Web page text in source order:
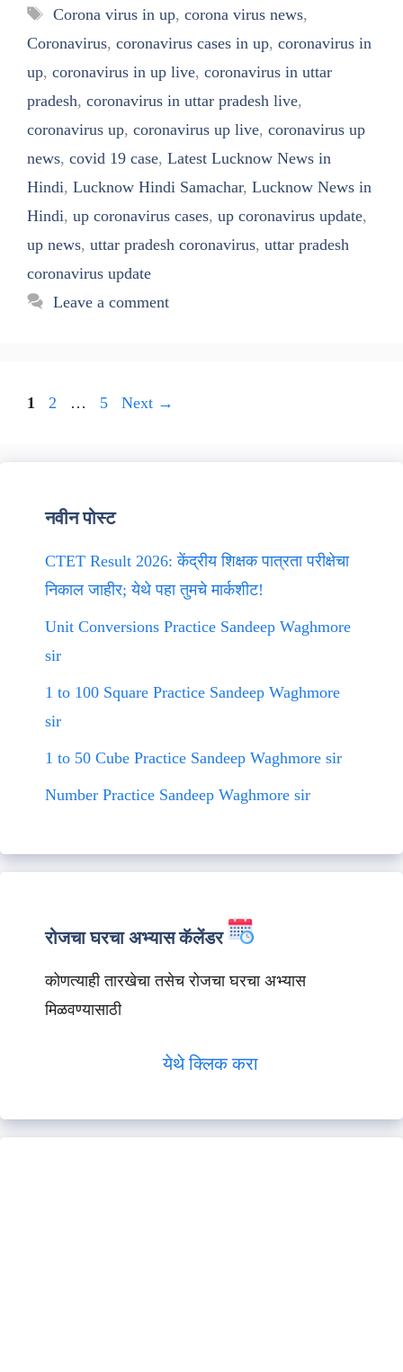
Tags
Corona virus in up, corona virus news,
Coronavirus, coronavirus cases in up, coronavirus in
up, coronavirus in up live, coronavirus in uttar
pradesh, coronavirus in uttar pradesh live,
coronavirus up, coronavirus up live, coronavirus up
news, covid 19 case, Latest Lucknow News in
Hindi, Lucknow Hindi Samachar, Lucknow News in
Hindi, up coronavirus cases, up coronavirus update,
up news, uttar pradesh coronavirus, uttar pradesh
coronavirus update
Leave a comment
Page
1 Page
2 … Page
5 Next →
नवीन पोस्ट
CTET Result 2026: केंद्रीय शिक्षक पात्रता परीक्षेचा
निकाल जाहीर; येथे पहा तुमचे मार्कशीट!
Unit Conversions Practice Sandeep Waghmore
sir
1 to 100 Square Practice Sandeep Waghmore
sir
1 to 50 Cube Practice Sandeep Waghmore sir
Number Practice Sandeep Waghmore sir
रोजचा घरचा अभ्यास कॅलेंडर
कोणत्याही तारखेचा तसेच रोजचा घरचा अभ्यास
मिळवण्यासाठी
येथे क्लिक करा